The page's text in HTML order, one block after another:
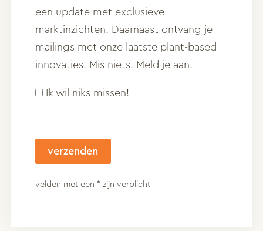
een update met exclusieve
marktinzichten. Daarnaast ontvang je
mailings met onze laatste plant-based
innovaties. Mis niets. Meld je aan.
Ik wil niks missen!
velden met een * zijn verplicht